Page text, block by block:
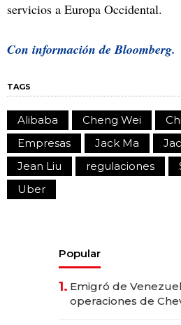
servicios a Europa Occidental.
Con información de Bloomberg.
TAGS
Alibaba Cheng Wei
Empresas
Jack Ma
Jean Liu
regulaciones
Uber
Popular
1. Emigró de
operaciones de